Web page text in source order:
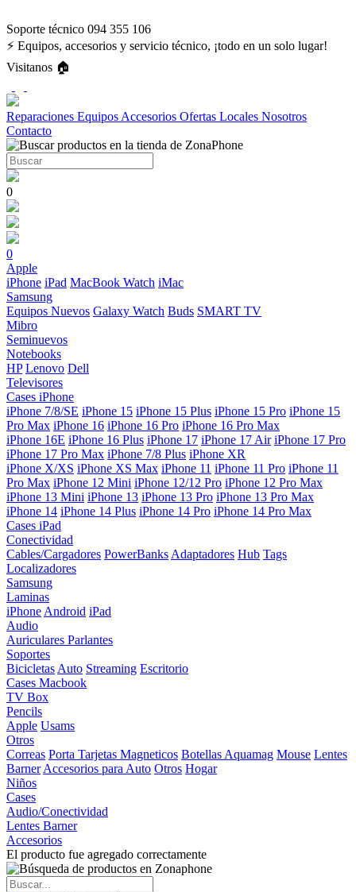
Soporte técnico 094 355 106
⚡ Equipos, accesorios y servicio técnico, ¡todo en un solo lugar!
Visitanos 🏠
Reparaciones Equipos Accesorios Ofertas Locales Nosotros
Contacto
0
0
Apple
iPhone iPad MacBook Watch iMac
Samsung
Equipos Nuevos Galaxy Watch Buds SMART TV
Mibro
Seminuevos
Notebooks
HP Lenovo Dell
Televisores
Cases iPhone
iPhone 7/8/SE iPhone 15 iPhone 15 Plus iPhone 15 Pro iPhone 15
Pro Max iPhone 16 iPhone 16 Pro iPhone 16 Pro Max
iPhone 16E iPhone 16 Plus iPhone 17 iPhone 17 Air iPhone 17 Pro
iPhone 17 Pro Max iPhone 7/8 Plus iPhone XR
iPhone X/XS iPhone XS Max iPhone 11 iPhone 11 Pro iPhone 11
Pro Max iPhone 12 Mini iPhone 12/12 Pro iPhone 12 Pro Max
iPhone 13 Mini iPhone 13 iPhone 13 Pro iPhone 13 Pro Max
iPhone 14 iPhone 14 Plus iPhone 14 Pro iPhone 14 Pro Max
Cases iPad
Conectividad
Cables/Cargadores PowerBanks Adaptadores Hub Tags
Localizadores
Samsung
Laminas
iPhone Android iPad
Audio
Auriculares Parlantes
Soportes
Bicicletas Auto Streaming Escritorio
Cases Macbook
TV Box
Pencils
Apple Usams
Otros
Correas Porta Tarjetas Magneticos Botellas Aquamag Mouse Lentes
Barner Accesorios para Auto Otros Hogar
Niños
Cases
Audio/Conectividad
Lentes Barner
Accesorios
El producto fue agregado correctamente